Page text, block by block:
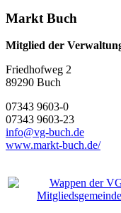
Markt Buch
Mitglied der
Friedhofweg 2
89290 Buch
07343 9603-0
07343 9603-23
info@vg-buch.de
www.markt-buch.de/